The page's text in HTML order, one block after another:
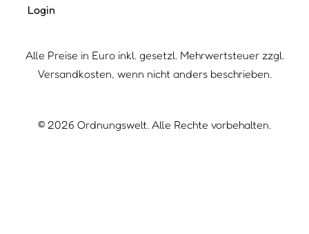
Login
Alle Preise in Euro inkl. gesetzl. Mehrwertsteuer zzgl.
Versandkosten, wenn nicht anders beschrieben.
© 2026 Ordnungswelt. Alle Rechte vorbehalten.